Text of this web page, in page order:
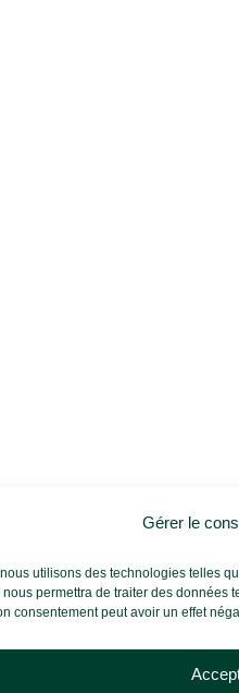
Gérer le
utilisons des technologies telles
permettra de traiter des
consentement peut avoir un effet